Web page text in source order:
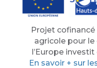
Projet
agricole pour
l’Europe
En savoir + sur